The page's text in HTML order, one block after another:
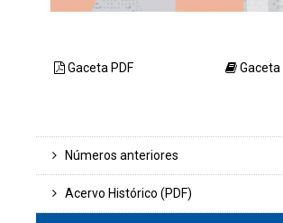
Gaceta PDF Gaceta
Números anteriores
Acervo Histórico (PDF)